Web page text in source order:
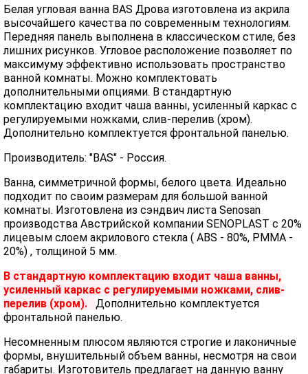
Белая угловая ванна BAS Дрова изготовлена из акрила
высочайшего качества по современным технологиям.
Передняя панель выполнена в классическом стиле, без
лишних рисунков. Угловое расположение позволяет по
максимуму эффективно использовать пространство
ванной комнаты. Можно комплектовать
дополнительными опциями. В стандартную
комплектацию входит чаша ванны, усиленный каркас с
регулируемыми ножками, слив-перелив (хром).
Дополнительно комплектуется фронтальной панелью.
Производитель: "BAS" - Россия.
Ванна, симметричной формы, белого цвета. Идеально
подходит по своим размерам для большой ванной
комнаты. Изготовлена из сэндвич листа Senosan
производства Австрийской компании SENOPLAST c 20%
лицевым слоем акрилового стекла ( ABS - 80%, PMMA -
20%) , толщиной 5 мм.
В стандартную комплектацию входит чаша ванны,
усиленный каркас с регулируемыми ножками, слив-
перелив (хром).
Дополнительно комплектуется
фронтальной панелью.
Несомненным плюсом являются строгие и лаконичные
формы, внушительный объем ванны, несмотря на свои
габариты. Изготовитель предлагает на данную ванну